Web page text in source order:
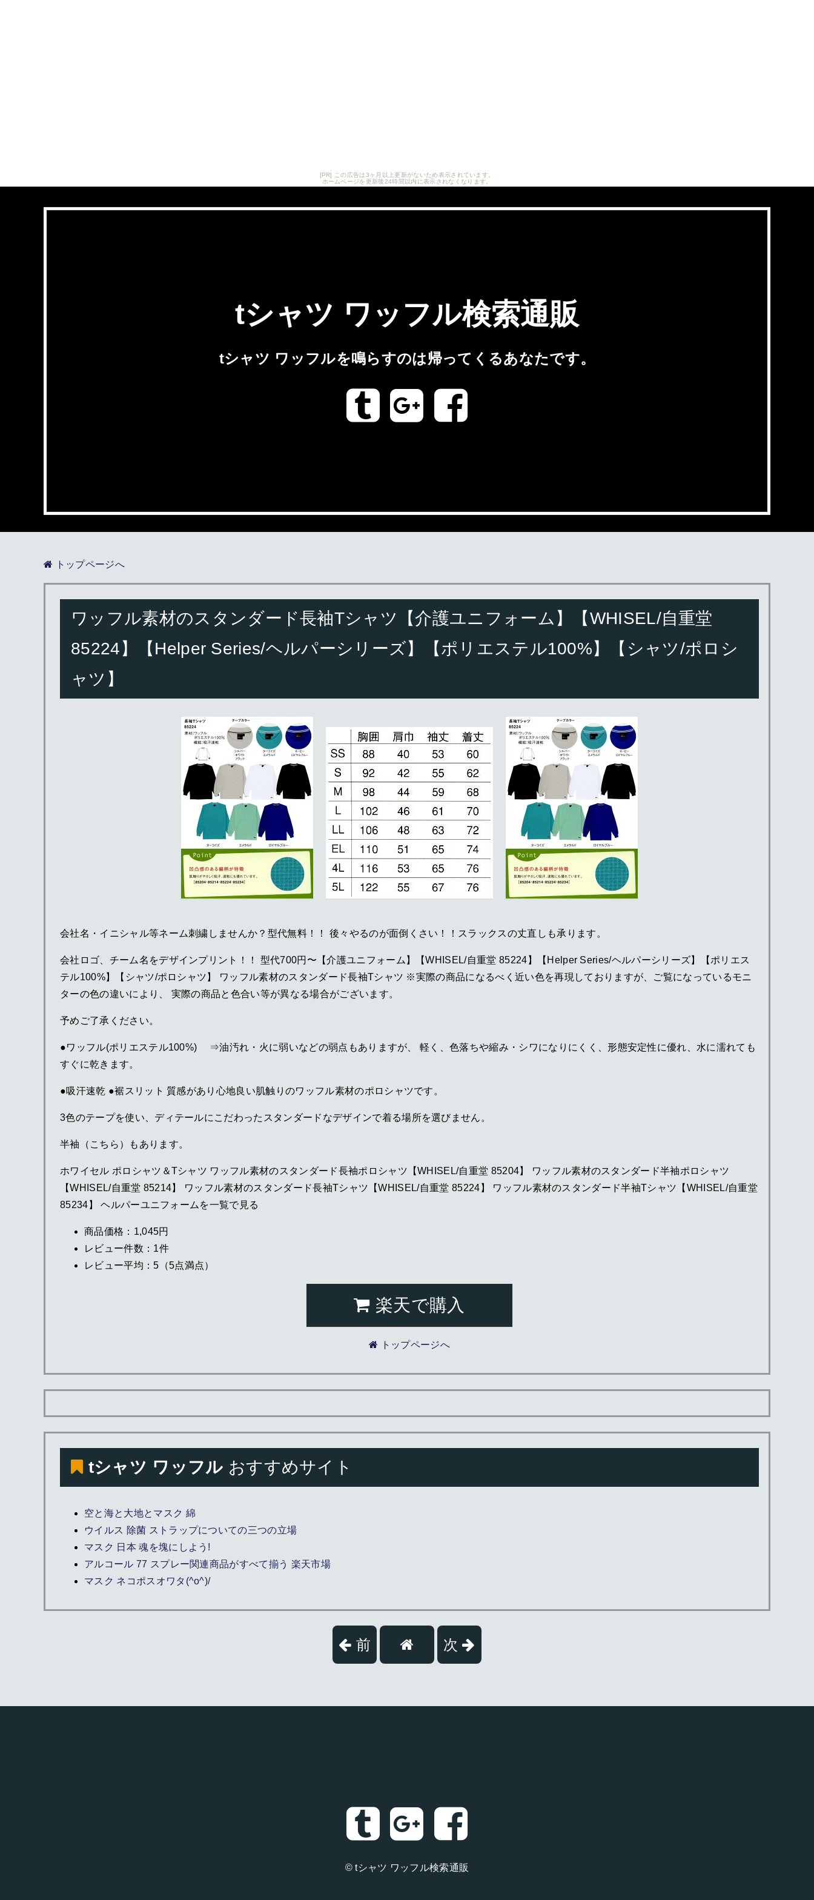
[PR] この広告は3ヶ月以上更新がないため表示されています。
ホームページを更新後24時間以内に表示されなくなります。
tシャツ ワッフル検索通販
tシャツ ワッフルを鳴らすのは帰ってくるあなたです。
トップページへ
ワッフル素材のスタンダード長袖Tシャツ【介護ユニフォーム】【WHISEL/自重堂
85224】【Helper Series/ヘルパーシリーズ】【ポリエステル100%】【シャツ/ポロシ
ャツ】
会社名・イニシャル等ネーム刺繍しませんか？型代無料！！ 後々やるのが面倒くさい！！スラックスの丈直しも承ります。
会社ロゴ、チーム名をデザインプリント！！ 型代700円〜【介護ユニフォーム】【WHISEL/自重堂 85224】【Helper Series/ヘルパーシリーズ】【ポリエス
テル100%】【シャツ/ポロシャツ】 ワッフル素材のスタンダード長袖Tシャツ ※実際の商品になるべく近い色を再現しておりますが、ご覧になっているモニ
ターの色の違いにより、 実際の商品と色合い等が異なる場合がございます。
予めご了承ください。
●ワッフル(ポリエステル100%) ⇒油汚れ・火に弱いなどの弱点もありますが、 軽く、色落ちや縮み・シワになりにくく、形態安定性に優れ、水に濡れても
すぐに乾きます。
●吸汗速乾 ●裾スリット 質感があり心地良い肌触りのワッフル素材のポロシャツです。
3色のテープを使い、ディテールにこだわったスタンダードなデザインで着る場所を選びません。
半袖（こちら）もあります。
ホワイセル ポロシャツ＆Tシャツ ワッフル素材のスタンダード長袖ポロシャツ【WHISEL/自重堂 85204】 ワッフル素材のスタンダード半袖ポロシャツ
【WHISEL/自重堂 85214】 ワッフル素材のスタンダード長袖Tシャツ【WHISEL/自重堂 85224】 ワッフル素材のスタンダード半袖Tシャツ【WHISEL/自重堂
85234】 ヘルパーユニフォームを一覧で見る
商品価格：1,045円
レビュー件数：1件
レビュー平均：5（5点満点）
楽天で購入
トップページへ
tシャツ ワッフル おすすめサイト
空と海と大地とマスク 綿
ウイルス 除菌 ストラップについての三つの立場
マスク 日本 魂を塊にしよう!
アルコール 77 スプレー関連商品がすべて揃う 楽天市場
マスク ネコポスオワタ(^o^)/
前 次
©tシャツ ワッフル検索通販